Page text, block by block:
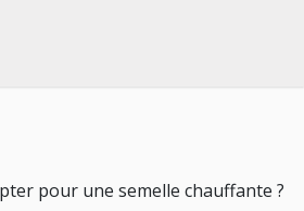
pour une semelle chauffante ?